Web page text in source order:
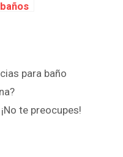
para baño
te preocupes!